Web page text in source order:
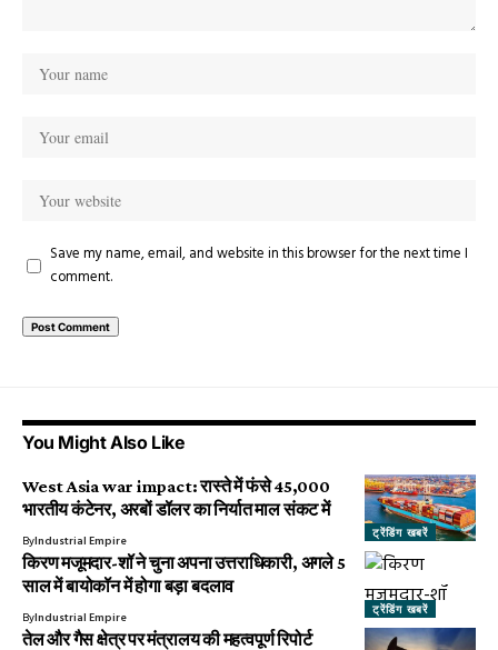
Save my name, email, and website in this browser for the next time I
comment.
You Might Also Like
ट्रेंडिंग खबरें
West Asia war impact: रास्ते में फंसे 45,000
भारतीय कंटेनर, अरबों डॉलर का निर्यात माल संकट में
ByIndustrial Empire
ट्रेंडिंग खबरें
किरण मजूमदार-शॉ ने चुना अपना उत्तराधिकारी, अगले 5
साल में बायोकॉन में होगा बड़ा बदलाव
ByIndustrial Empire
तेल और गैस क्षेत्र पर मंत्रालय की महत्वपूर्ण रिपोर्ट